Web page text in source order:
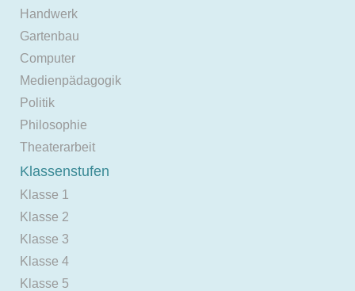
Handwerk
Gartenbau
Computer
Medienpädagogik
Politik
Philosophie
Theaterarbeit
Klassenstufen
Klasse 1
Klasse 2
Klasse 3
Klasse 4
Klasse 5